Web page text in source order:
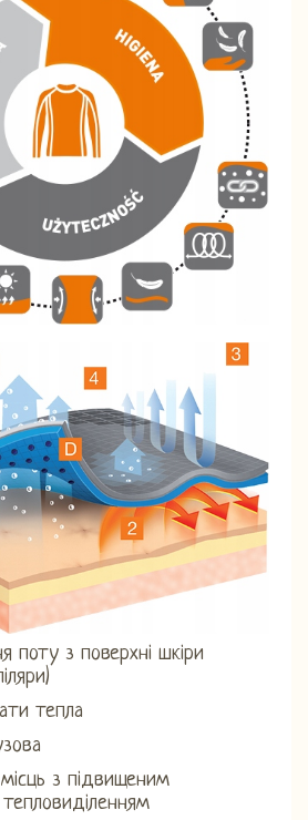
поту з поверхні шкіри
тепла
з підвищеним